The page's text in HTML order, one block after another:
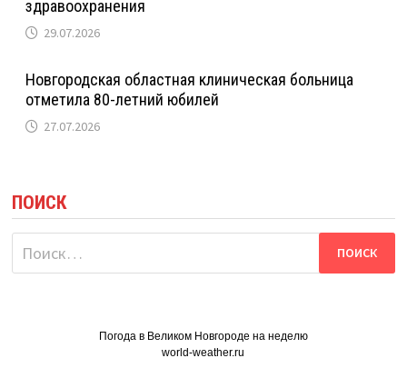
здравоохранения
29.07.2026
Новгородская областная клиническая больница
отметила 80-летний юбилей
27.07.2026
ПОИСК
Найти:
Погода в Великом Новгороде на неделю
world-weather.ru